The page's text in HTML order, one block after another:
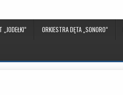
„JODEŁKI” ORKIESTRA DĘTA „SONORO”